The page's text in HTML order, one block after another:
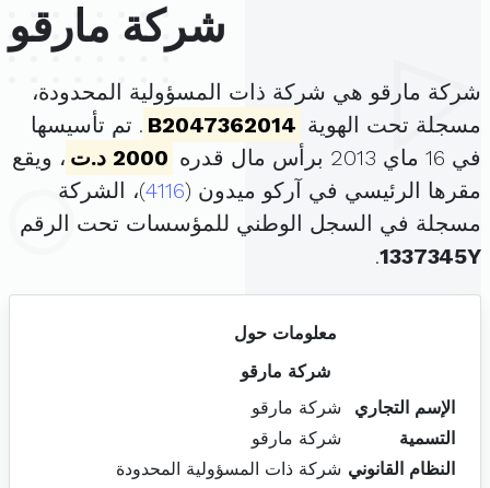
شركة مارقو
شركة مارقو هي شركة ذات المسؤولية المحدودة،
مسجلة تحت الهوية B2047362014 . تم تأسيسها
في 16 ماي 2013 برأس مال قدره
2000 د.ت
، ويقع
مقرها الرئيسي في آركو ميدون (4116)، الشركة
مسجلة في السجل الوطني للمؤسسات تحت الرقم
1337345Y
.
معلومات حول
شركة مارقو
الإسم التجاري
شركة مارقو
التسمية
شركة مارقو
النظام القانوني شركة ذات المسؤولية المحدودة